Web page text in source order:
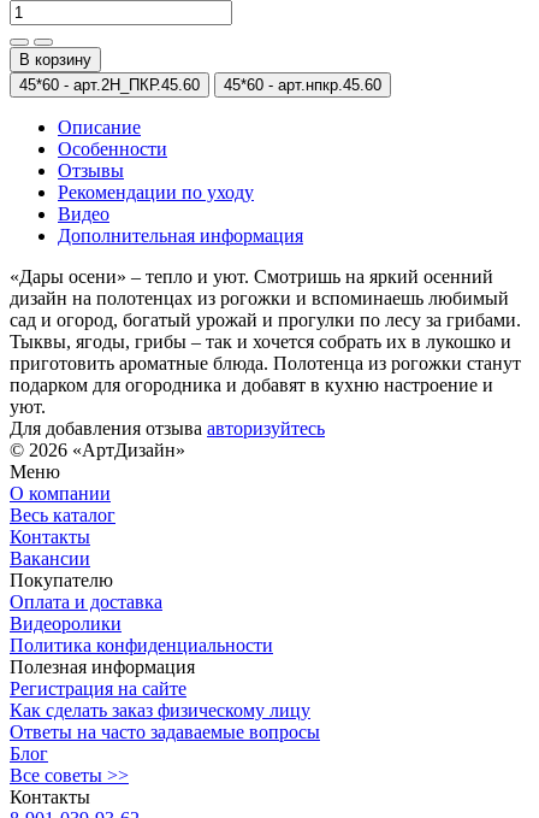
В корзину
45*60 - арт.2Н_ПКР.45.60 45*60 - арт.нпкр.45.60
Описание
Особенности
Отзывы
Рекомендации по уходу
Видео
Дополнительная информация
«Дары осени» – тепло и уют. Смотришь на яркий осенний
дизайн на полотенцах из рогожки и вспоминаешь любимый
сад и огород, богатый урожай и прогулки по лесу за грибами.
Тыквы, ягоды, грибы – так и хочется собрать их в лукошко и
приготовить ароматные блюда. Полотенца из рогожки станут
подарком для огородника и добавят в кухню настроение и
уют.
Для добавления отзыва авторизуйтесь
© 2026 «АртДизайн»
Меню
О компании
Весь каталог
Контакты
Вакансии
Покупателю
Оплата и доставка
Видеоролики
Политика конфиденциальности
Полезная информация
Регистрация на сайте
Как сделать заказ физическому лицу
Ответы на часто задаваемые вопросы
Блог
Все советы >>
Контакты